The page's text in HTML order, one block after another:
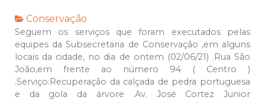
Conservação
Seguem os serviços que foram executados pelas
equipes da Subsecretaria de Conservação ,em alguns
locais da cidade, no dia de ontem (02/06/21) .Rua São
João,em frente ao número 94 ( Centro )
.Serviço:Recuperação da calçada de pedra portuguesa
e da gola da árvore .Av. José Cortez Junior